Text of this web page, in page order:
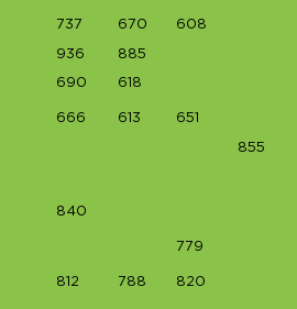
737 670 608
936 885
690 618
666 613 651
855
840
779
812 788 820